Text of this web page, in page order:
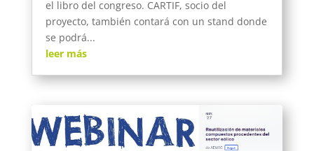
el libro del congreso. CARTIF, socio del
proyecto, también contará con un stand donde
se podrá...
leer más